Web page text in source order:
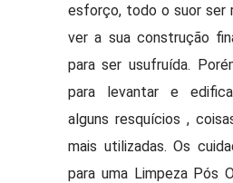
esforço, todo o suor ser
ver a sua construção
para ser usufruída.
para levantar e
alguns resquícios ,
mais utilizadas. Os
para uma Limpeza Pós